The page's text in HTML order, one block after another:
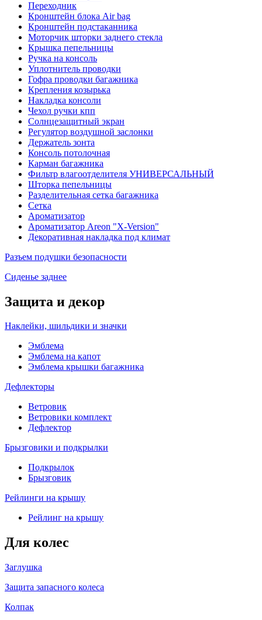
Переходник
Кронштейн блока Air bag
Кронштейн подстаканника
Моторчик шторки заднего стекла
Крышка пепельницы
Ручка на консоль
Уплотнитель проводки
Гофра проводки багажника
Крепления козырька
Накладка консоли
Чехол ручки кпп
Солнцезащитный экран
Регулятор воздушной заслонки
Держатель зонта
Консоль потолочная
Карман багажника
Фильтр влагоотделителя УНИВЕРСАЛЬНЫЙ
Шторка пепельницы
Разделительная сетка багажника
Сетка
Ароматизатор
Ароматизатор Areon "X-Version"
Декоративная накладка под климат
Разъем подушки безопасности
Сиденье заднее
Защита и декор
Наклейки, шильдики и значки
Эмблема
Эмблема на капот
Эмблема крышки багажника
Дефлекторы
Ветровик
Ветровики комплект
Дефлектор
Брызговики и подкрылки
Подкрылок
Брызговик
Рейлинги на крышу
Рейлинг на крышу
Для колес
Заглушка
Защита запасного колеса
Колпак